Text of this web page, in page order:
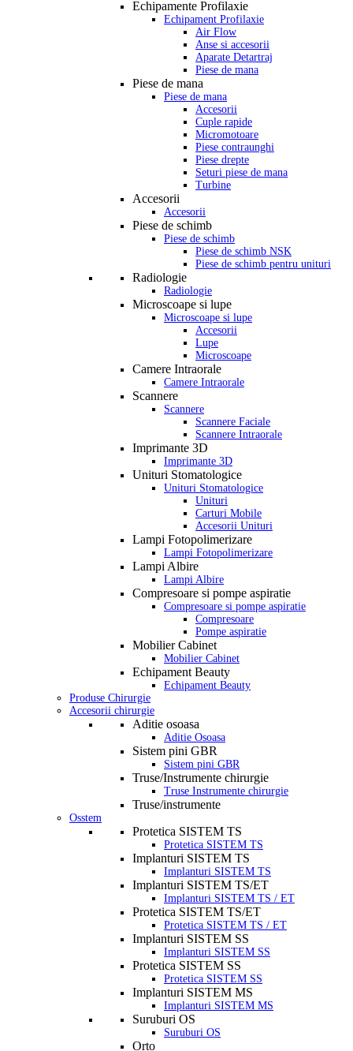
Echipamente Profilaxie
Echipament Profilaxie
Air Flow
Anse si accesorii
Aparate Detartraj
Piese de mana
Piese de mana
Piese de mana
Accesorii
Cuple rapide
Micromotoare
Piese contraunghi
Piese drepte
Seturi piese de mana
Turbine
Accesorii
Accesorii
Piese de schimb
Piese de schimb
Piese de schimb NSK
Piese de schimb pentru unituri
Radiologie
Radiologie
Microscoape si lupe
Microscoape si lupe
Accesorii
Lupe
Microscoape
Camere Intraorale
Camere Intraorale
Scannere
Scannere
Scannere Faciale
Scannere Intraorale
Imprimante 3D
Imprimante 3D
Unituri Stomatologice
Unituri Stomatologice
Unituri
Carturi Mobile
Accesorii Unituri
Lampi Fotopolimerizare
Lampi Fotopolimerizare
Lampi Albire
Lampi Albire
Compresoare si pompe aspiratie
Compresoare si pompe aspiratie
Compresoare
Pompe aspiratie
Mobilier Cabinet
Mobilier Cabinet
Echipament Beauty
Echipament Beauty
Produse Chirurgie
Accesorii chirurgie
Aditie osoasa
Aditie Osoasa
Sistem pini GBR
Sistem pini GBR
Truse/Instrumente chirurgie
Truse Instrumente chirurgie
Truse/instrumente
Osstem
Protetica SISTEM TS
Protetica SISTEM TS
Implanturi SISTEM TS
Implanturi SISTEM TS
Implanturi SISTEM TS/ET
Implanturi SISTEM TS / ET
Protetica SISTEM TS/ET
Protetica SISTEM TS / ET
Implanturi SISTEM SS
Implanturi SISTEM SS
Protetica SISTEM SS
Protetica SISTEM SS
Implanturi SISTEM MS
Implanturi SISTEM MS
Suruburi OS
Suruburi OS
Orto